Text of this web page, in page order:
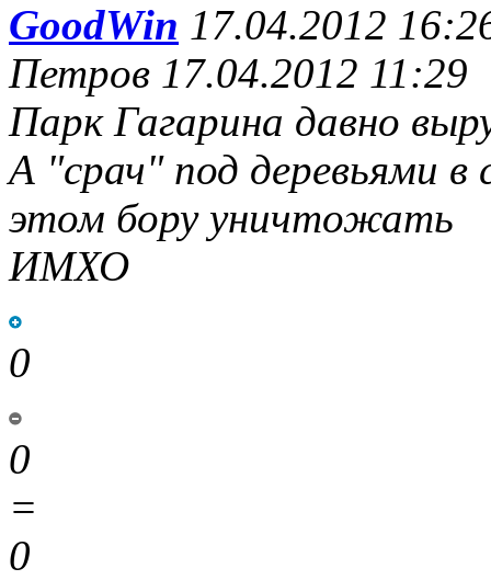
GoodWin 17.04.2012
Петров 17.04.2012 11:29
Парк Гагарина давно
А "срач" под деревьями в
этом бору уничтожать
ИМХО
0
0
=
0